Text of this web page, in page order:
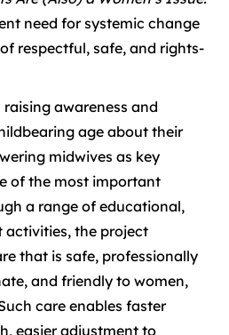
need for systemic change
respectful, safe, and rights-
awareness and
age about their
midwives as key
of the most important
a range of educational,
activities, the project
that is safe, professionally
and friendly to women,
care enables faster
easier adjustment to